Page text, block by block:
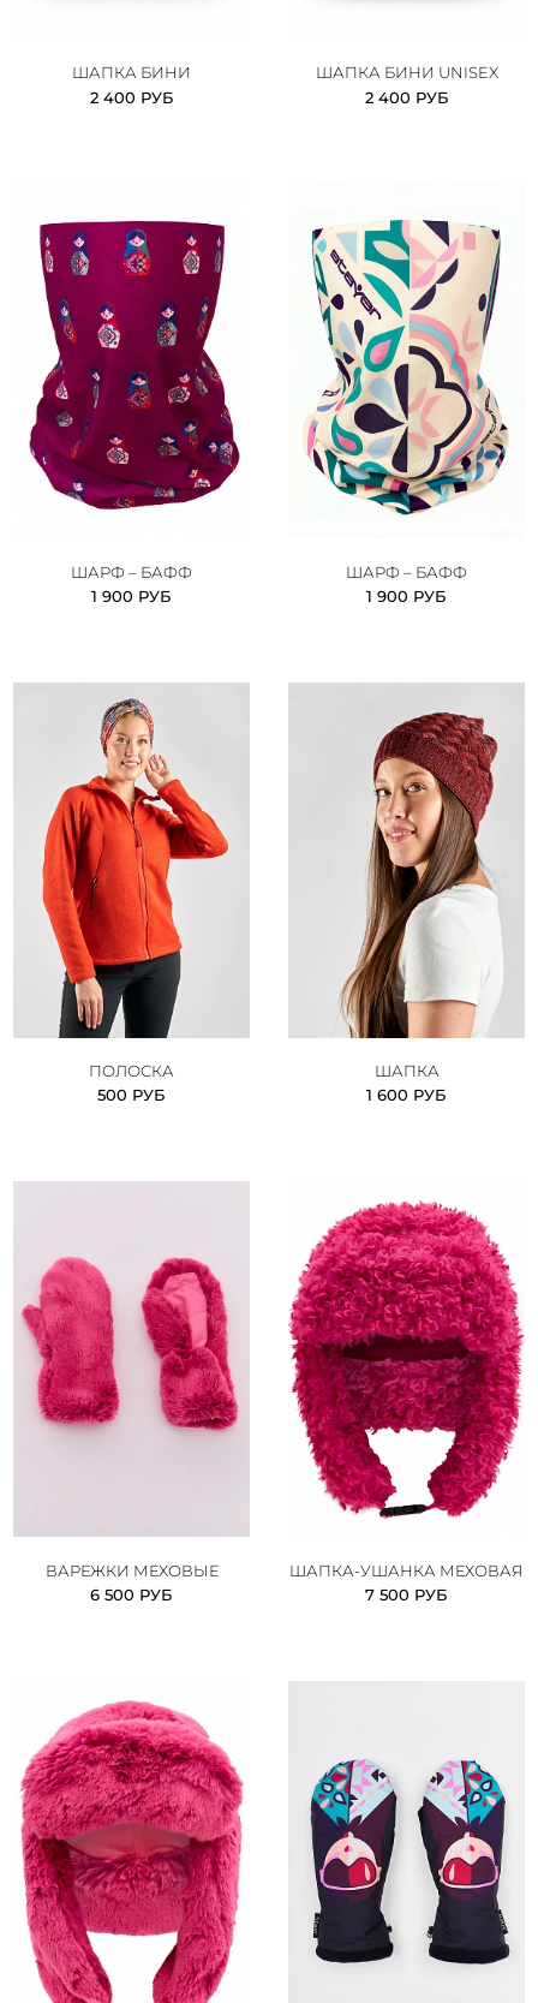
ШАПКА БИНИ
2 400 РУБ
ШАПКА БИНИ UNISEX
2 400 РУБ
ШАРФ – БАФФ
1 900 РУБ
ШАРФ – БАФФ
1 900 РУБ
ПОЛОСКА
500 РУБ
ШАПКА
1 600 РУБ
ВАРЕЖКИ МЕХОВЫЕ
6 500 РУБ
ШАПКА-УШАНКА МЕХОВАЯ
7 500 РУБ